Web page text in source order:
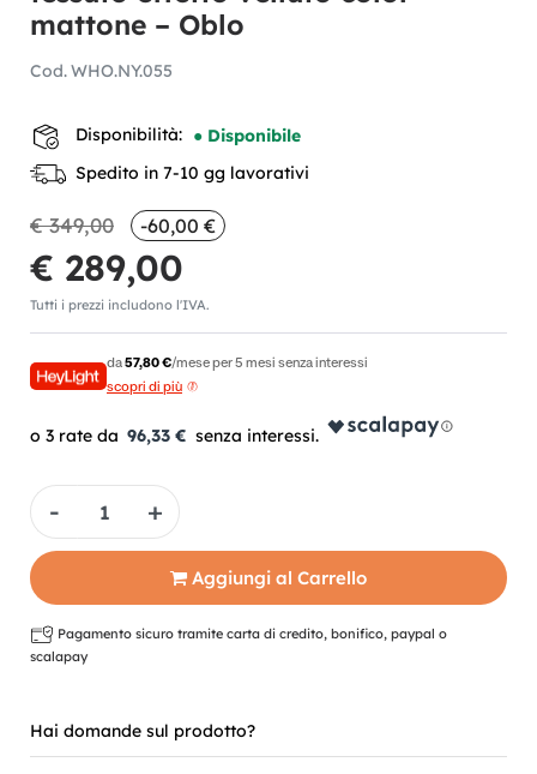
mattone – Oblo
Cod.WHO.NY.055
Disponibilità: ● Disponibile
Spedito in 7-10 gg lavorativi
€ 349,00 -60,00 €
€ 289,00
Tutti i prezzi includono l'IVA.
da57,80 €/mese per 5 mesi senza interessi
scopri di più
96,33 €
Quantità
Aggiungi al Carrello
Pagamento sicuro tramite carta di credito, bonifico, paypal o
scalapay
Hai domande sul prodotto?